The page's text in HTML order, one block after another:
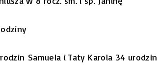
Samuela i Taty Karola 34 urodzin